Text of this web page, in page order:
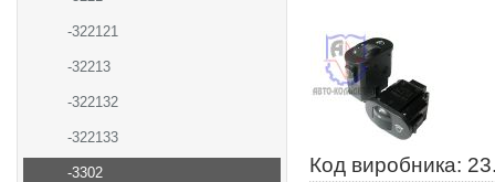
-322121
-32213
-322132
-322133
-3302 Код виробника: